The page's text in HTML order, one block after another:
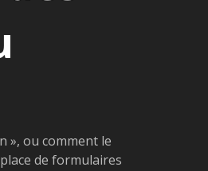
», ou comment le
de formulaires